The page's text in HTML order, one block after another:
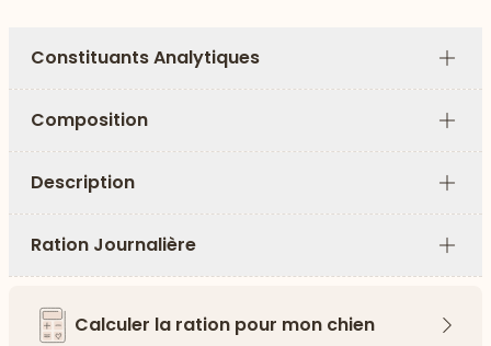
Constituants Analytiques
Plus
Composition
Plus
Description
Plus
Ration Journalière
Plus
Calculer la ration pour mon chien